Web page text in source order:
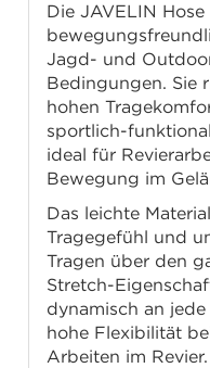
Die JAVELIN
Jagd- und
Bedingungen. Sie
hohen
sportlich-
ideal für
Bewegung im
Das leichte
Tragegefühl und
Tragen über den
Stretch-
dynamisch an
hohe Flexibilität
Arbeiten im